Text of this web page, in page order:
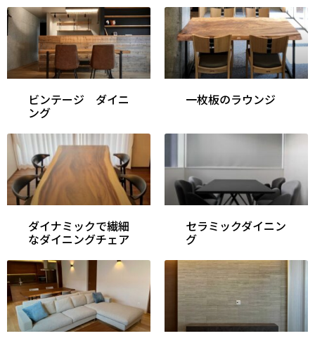
ビンテージ ダイニ
ング
一枚板のラウンジ
ダイナミックで繊細
なダイニングチェア
セラミックダイニン
グ